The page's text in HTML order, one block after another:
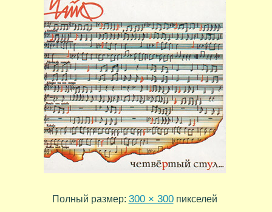
Полный размер: 300 × 300пикселей